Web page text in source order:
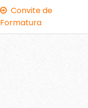
Convite de
Formatura